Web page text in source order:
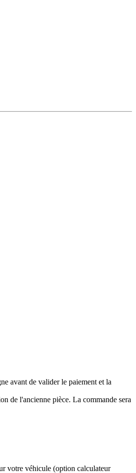
avant de valider le paiement et la
de l'ancienne pièce. La commande sera
votre véhicule (option calculateur